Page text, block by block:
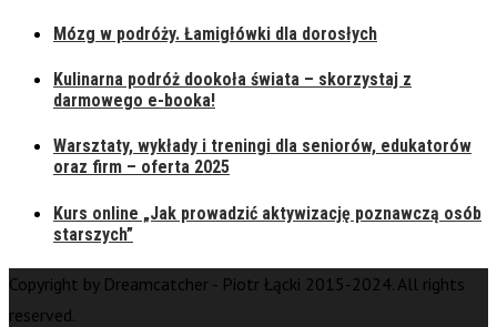
Mózg w podróży. Łamigłówki dla dorosłych
Kulinarna podróż dookoła świata – skorzystaj z
darmowego e-booka!
Warsztaty, wykłady i treningi dla seniorów, edukatorów
oraz firm – oferta 2025
Kurs online „Jak prowadzić aktywizację poznawczą osób
starszych”
Copyright by Dreamcatcher - Piotr Łącki 2015-2024. All rights
reserved.